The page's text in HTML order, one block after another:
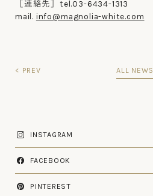
［連絡先］tel.03-6434-1313
mail. info@magnolia-white.com
< PREV ALL NEWS
INSTAGRAM
FACEBOOK
PINTEREST